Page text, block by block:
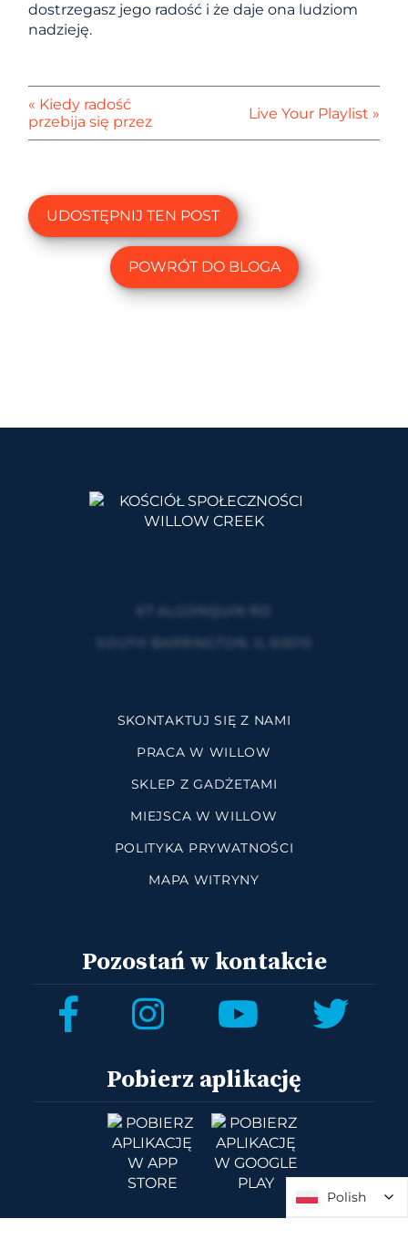
dostrzegasz jego radość i że daje ona ludziom
nadzieję.
« Kiedy radość
przebija się przez
Live Your Playlist »
UDOSTĘPNIJ TEN POST
POWRÓT DO BLOGA
SKONTAKTUJ SIĘ Z NAMI
PRACA W WILLOW
SKLEP Z GADŻETAMI
MIEJSCA W WILLOW
POLITYKA PRYWATNOŚCI
MAPA WITRYNY
Pozostań w kontakcie
Pobierz aplikację
Polish
Polish